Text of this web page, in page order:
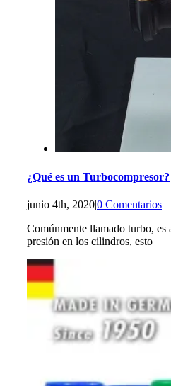
¿Qué es un Turbocompresor?
junio 4th, 2020|0 Comentarios
Comúnmente llamado turbo, es
presión en los cilindros, esto